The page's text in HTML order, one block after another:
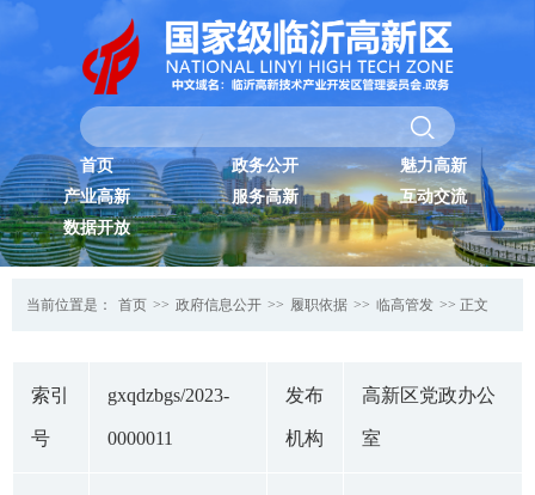
首页 政务公开
魅力高新
产业高新
服务高新
互动交流
数据开放
当前位置是： 首页 >> 政府信息公开 >> 履职依据 >> 临高管发 >> 正文
索引
号
gxqdzbgs/2023-
0000011
发布
机构
高新区党政办公
室